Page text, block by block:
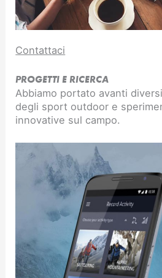
Contattaci
PROGETTI E RICERCA
Abbiamo portato avanti
degli sport outdoor e
innovative sul campo.